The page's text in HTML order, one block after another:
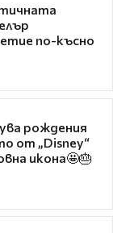
по-късно
рождения
от „Disney“
икона🤩🎂